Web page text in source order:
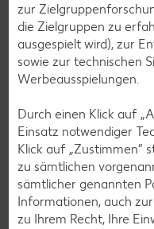
Glutenfreie
Wer auf Gluten
Vielfalt und Geschmack
mit unseren glutenfreien
die nicht nur verträglich,
zur
die Zielgruppen zu
ausgespielt wird), zur
sowie zur technischen
Werbeausspielungen.
Durch einen Klick auf
Einsatz notwendiger
Klick auf „Zustimmen“
zu sämtlichen
sämtlicher genannten
Informationen, auch
zu Ihrem Recht, Ihre